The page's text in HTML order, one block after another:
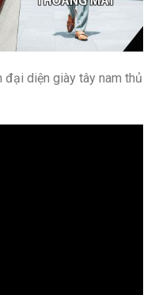
diện giày tây nam thủ